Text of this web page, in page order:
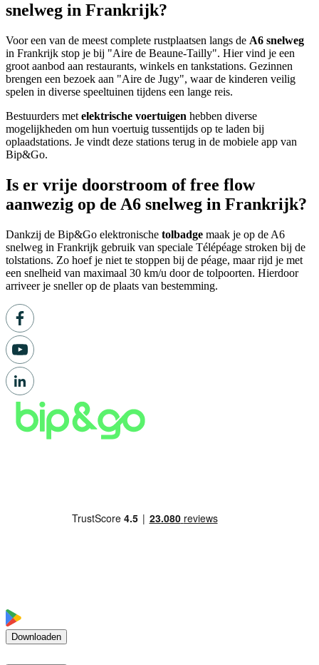
snelweg in Frankrijk?
Voor een van de meest complete rustplaatsen langs de A6 snelweg
in Frankrijk stop je bij "Aire de Beaune-Tailly". Hier vind je een
groot aanbod aan restaurants, winkels en tankstations. Gezinnen
brengen een bezoek aan "Aire de Jugy", waar de kinderen veilig
spelen in diverse speeltuinen tijdens een lange reis.
Bestuurders met elektrische voertuigen hebben diverse
mogelijkheden om hun voertuig tussentijds op te laden bij
oplaadstations. Je vindt deze stations terug in de mobiele app van
Bip&Go.
Is er vrije doorstroom of free flow
aanwezig op de A6 snelweg in Frankrijk?
Dankzij de Bip&Go elektronische tolbadge maak je op de A6
snelweg in Frankrijk gebruik van speciale Télépéage stroken bij de
tolstations. Zo hoef je niet te stoppen bij de péage, maar rijd je met
een snelheid van maximaal 30 km/u door de tolpoorten. Hierdoor
arriveer je sneller op de plaats van bestemming.
Downloaden